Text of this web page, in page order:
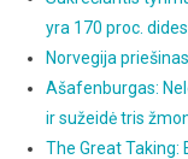
yra 170 proc.
Norvegija
Ašafenburgas:
ir sužeidė tris
The Great Taking: